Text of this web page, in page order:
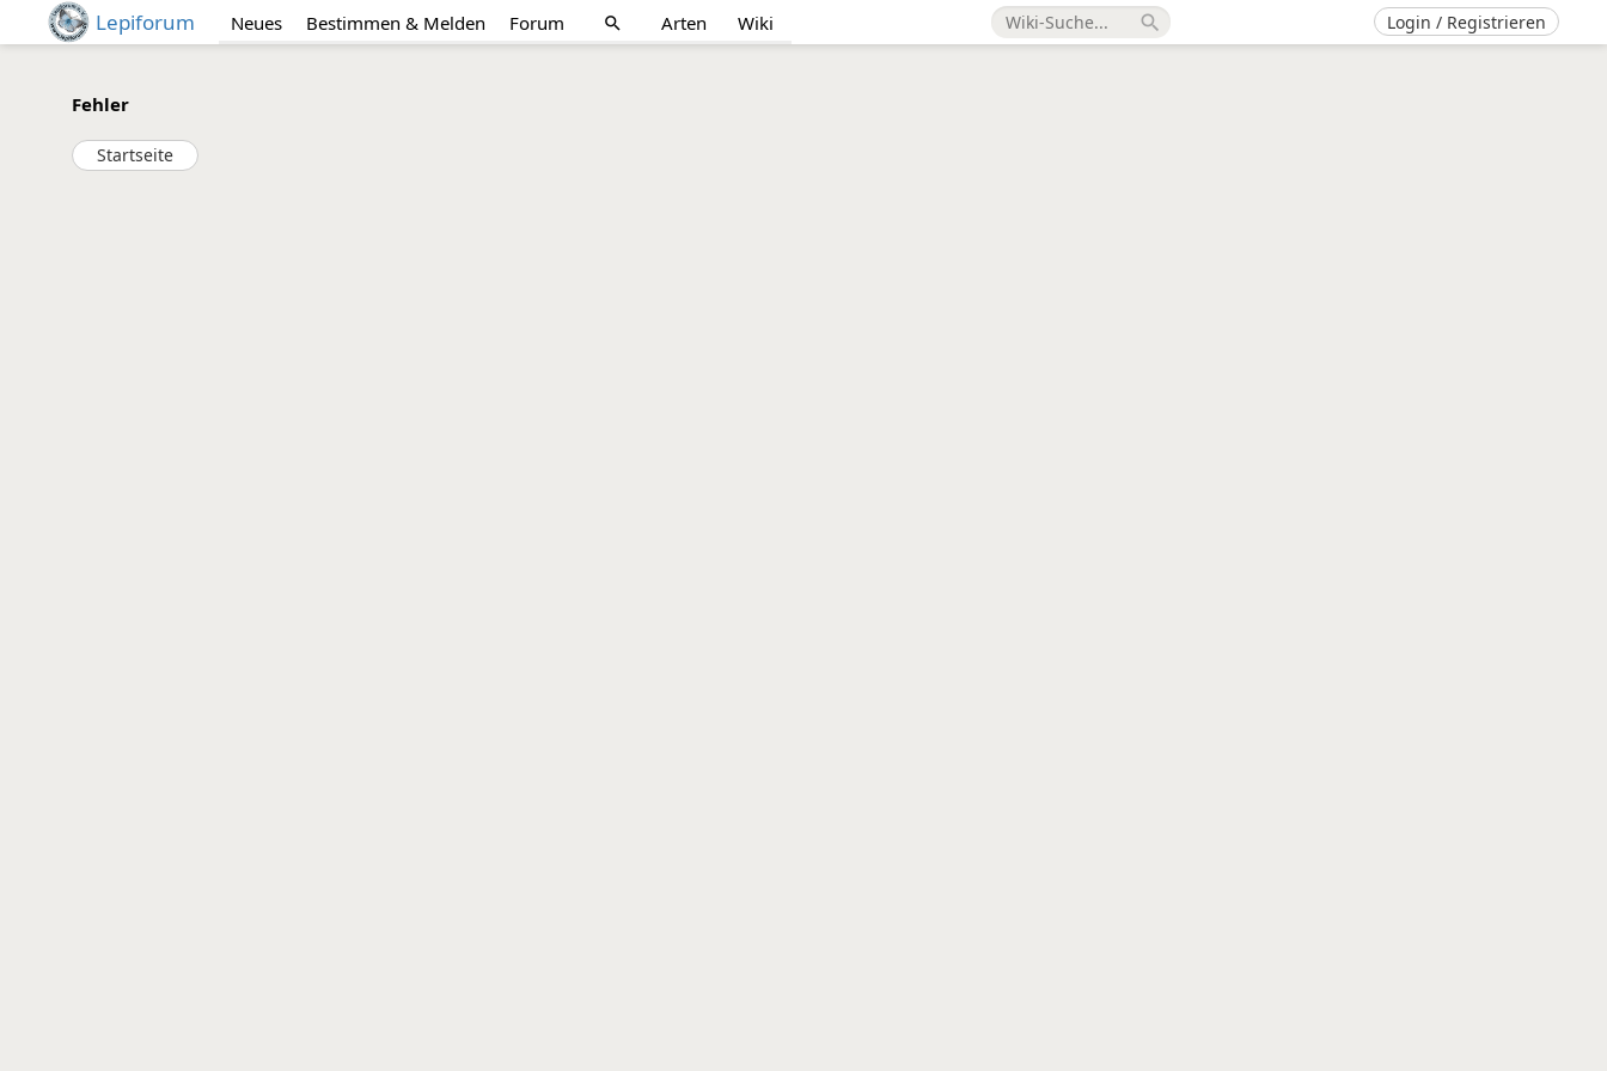
Lepiforum Neues Bestimmen & Melden Forum search Arten Wiki search Login / Registrieren
Fehler
Startseite